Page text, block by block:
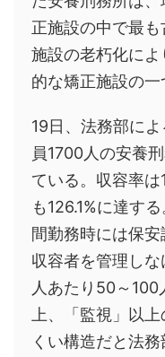
正施設の中で最
施設の老朽化に
的な矯正施設の一
19日、法務部に
員1700人の安養
ている。収容率
も126.1%に達す
間勤務時には保
収容者を管理し
人あたり50～
上、「監視」以
くい構造だと法務